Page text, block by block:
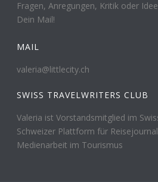
Fragen, Anregungen, Kritik oder
Dein Mail!
MAIL
valeria@littlecity.ch
SWISS TRAVELWRITERS CLUB
Valeria ist Vorstandsmitglied im
Schweizer Plattform für
Medienarbeit im Tourismus